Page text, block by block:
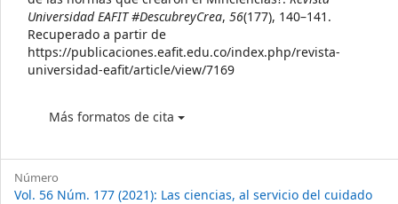
Universidad EAFIT #DescubreyCrea, 56(177), 140–141.
Recuperado a partir de
https://publicaciones.eafit.edu.co/index.php/revista-
universidad-eafit/article/view/7169
Más formatos de cita
Número
Vol. 56 Núm. 177 (2021): Las ciencias, al servicio del cuidado